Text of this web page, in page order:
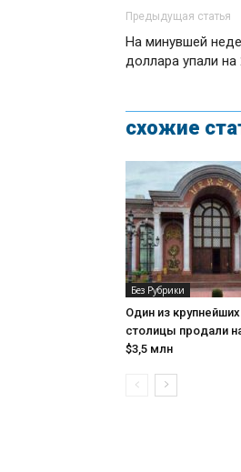
Предыдущая статья
На минувшей
доллара упали на
схожие
Без Рубрики
Один из
столицы продали
$3,5 млн